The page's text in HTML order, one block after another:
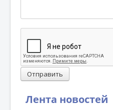
Лента новостей
Отправить